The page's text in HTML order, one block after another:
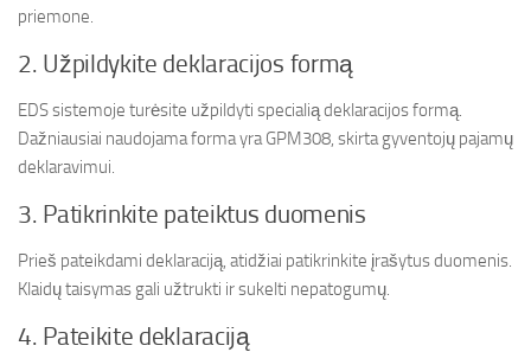
priemone.
2. Užpildykite deklaracijos formą
EDS sistemoje turėsite užpildyti specialią deklaracijos formą.
Dažniausiai naudojama forma yra GPM308, skirta gyventojų pajamų
deklaravimui.
3. Patikrinkite pateiktus duomenis
Prieš pateikdami deklaraciją, atidžiai patikrinkite įrašytus duomenis.
Klaidų taisymas gali užtrukti ir sukelti nepatogumų.
4. Pateikite deklaraciją